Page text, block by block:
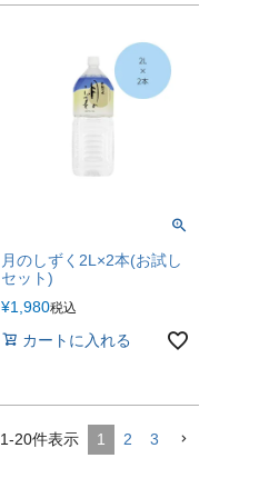
月のしずく2L×2本(お試し
セット)
¥1,980税込
カートに入れる
1-20件表示 1 2 3